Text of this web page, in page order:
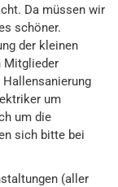
Da müssen wir
schöner.
der kleinen
Mitglieder
um
um die
sich bitte bei
(aller